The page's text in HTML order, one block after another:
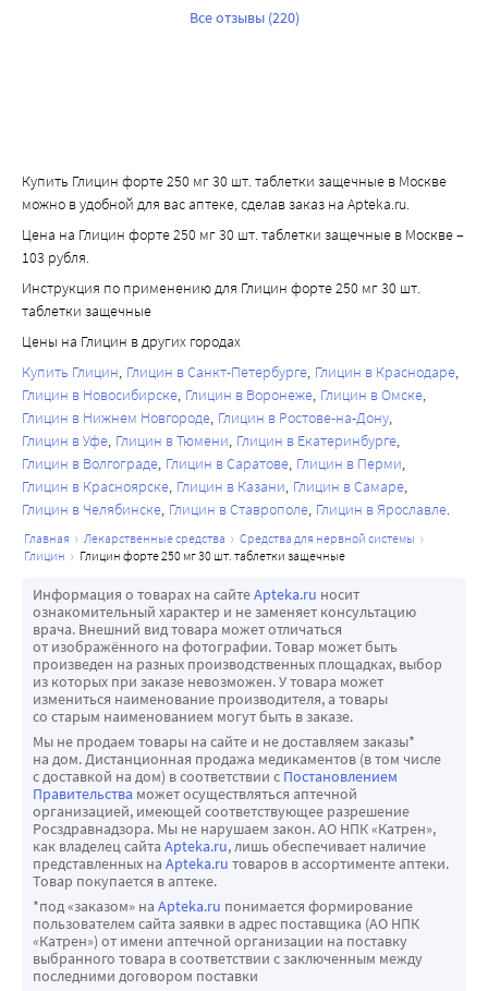
Все отзывы (220)
Купить Глицин форте 250 мг 30 шт. таблетки защечные в Москве
можно в удобной для вас аптеке, сделав заказ на Apteka.ru.
Цена на Глицин форте 250 мг 30 шт. таблетки защечные в Москве –
103 рубля.
Инструкция по применению для Глицин форте 250 мг 30 шт.
таблетки защечные
Цены на Глицин в других городах
Купить Глицин Глицин в Санкт-Петербурге Глицин в Краснодаре
Глицин в Новосибирске Глицин в Воронеже Глицин в Омске
Глицин в Нижнем Новгороде Глицин в Ростове-на-Дону
Глицин в Уфе Глицин в Тюмени Глицин в Екатеринбурге
Глицин в Волгограде Глицин в Саратове Глицин в Перми
Глицин в Красноярске Глицин в Казани Глицин в Самаре
Глицин в Челябинске Глицин в Ставрополе Глицин в Ярославле
главная лекарственные средства
средства для нервной системы
глицин
глицин форте 250 мг 30 шт. таблетки защечные
Информация о товарах на сайтеApteka.ru носит
ознакомительный характер и не заменяет консультацию
врача. Внешний вид товара может отличаться
от изображённого на фотографии. Товар может быть
произведен на разных производственных площадках, выбор
из которых при заказе невозможен. У товара может
измениться наименование производителя, а товары
со старым наименованием могут быть в заказе.
Мы не продаем товары на сайте и не доставляем заказы*
на дом. Дистанционная продажа медикаментов (в том числе
с доставкой на дом) в соответствии с Постановлением
Правительства может осуществляться аптечной
организацией, имеющей соответствующее разрешение
Росздравнадзора. Мы не нарушаем закон. АО НПК «Катрен»,
как владелец сайта Apteka.ru, лишь обеспечивает наличие
представленных на Apteka.ru товаров в ассортименте аптеки.
Товар покупается в аптеке.
*под «заказом» на Apteka.ru понимается формирование
пользователем сайта заявки в адрес поставщика (АО НПК
«Катрен») от имени аптечной организации на поставку
выбранного товара в соответствии с заключенным между
последними договором поставки